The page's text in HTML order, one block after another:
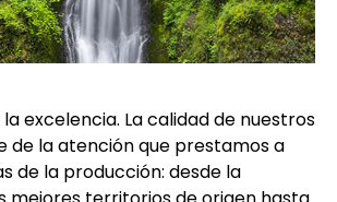
excelencia. La calidad de nuestros
de la atención que prestamos a
de la producción: desde la